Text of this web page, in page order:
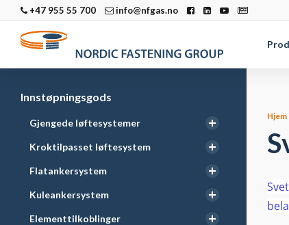
+47 955 55 700 info@nfgas.no
Innstøpningsgods
Gjengede løftesystemer
Kroktilpasset løftesystem
Flatankersystem
Kuleankersystem
Elementtilkoblinger
Hjem